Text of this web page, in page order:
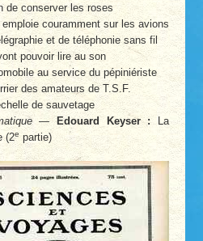
de conserver les roses
couramment sur les avions
et de téléphonie sans fil
pouvoir lire au son
au service du pépiniériste
des amateurs de T.S.F.
de sauvetage
—Edouard Keyser :La
(2e partie)